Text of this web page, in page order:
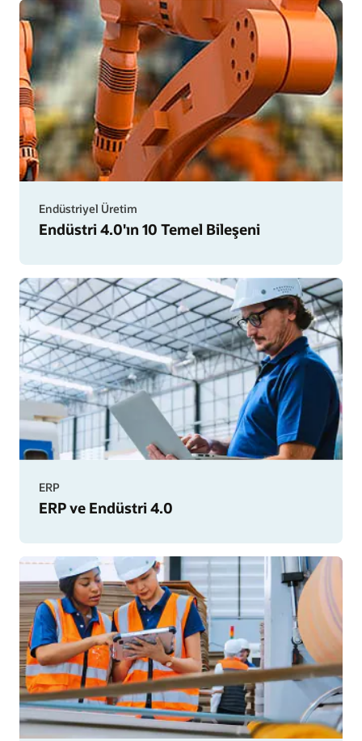
Endüstriyel Üretim
Endüstri 4.0'ın 10 Temel Bileşeni
ERP
ERP ve Endüstri 4.0